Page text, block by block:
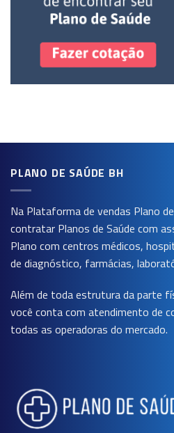
PLANO DE SAÚDE BH
Na Plataforma de vendas Plano
contratar Planos de Saúde com
Plano com centros médicos,
de diagnóstico, farmácias,
Além de toda estrutura da parte
você conta com atendimento de
todas as operadoras do mercado.